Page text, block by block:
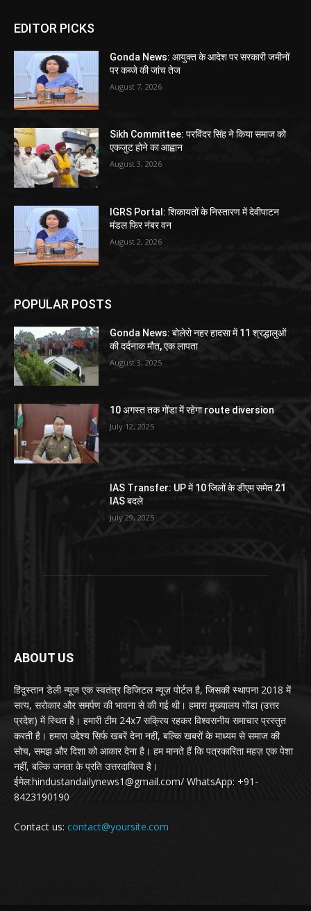
EDITOR PICKS
Gonda News: आयुक्त के आदेश पर सरकारी जमीनों
पर कब्जे की जांच तेज
August 7, 2026
Sikh Committee: परविंदर सिंह ने किया समाज को
एकजुट होने का आह्वान
August 3, 2026
IGRS Portal: शिकायतों के निस्तारण में देवीपाटन
मंडल फिर नंबर वन
August 2, 2026
POPULAR POSTS
Gonda News: बोलेरो नहर हादसा में 11 श्रद्धालुओं
की दर्दनाक मौत, एक लापता
August 3, 2025
10 अगस्त तक गोंडा में रहेगा route diversion
July 12, 2025
IAS Transfer: UP में 10 जिलों के डीएम समेत 21
IAS बदले
July 29, 2025
ABOUT US
हिंदुस्तान डेली न्यूज एक स्वतंत्र डिजिटल न्यूज़ पोर्टल है, जिसकी स्थापना 2018 में
सत्य, सरोकार और समर्पण की भावना से की गई थी। हमारा मुख्यालय गोंडा (उत्तर
प्रदेश) में स्थित है। हमारी टीम 24x7 सक्रिय रहकर विश्वसनीय समाचार प्रस्तुत
करती है। हमारा उद्देश्य सिर्फ खबरें देना नहीं, बल्कि खबरों के माध्यम से समाज की
सोच, समझ और दिशा को आकार देना है। हम मानते हैं कि पत्रकारिता महज़ एक पेशा
नहीं, बल्कि जनता के प्रति उत्तरदायित्व है।
ईमेल:hindustandailynews1@gmail.com/ WhatsApp: +91-
8423190190
Contact us: contact@yoursite.com